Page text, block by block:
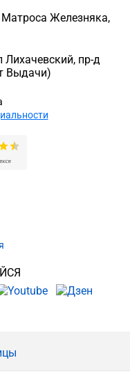
Матроса Железняка,
Лихачевский, пр-д
Выдачи)